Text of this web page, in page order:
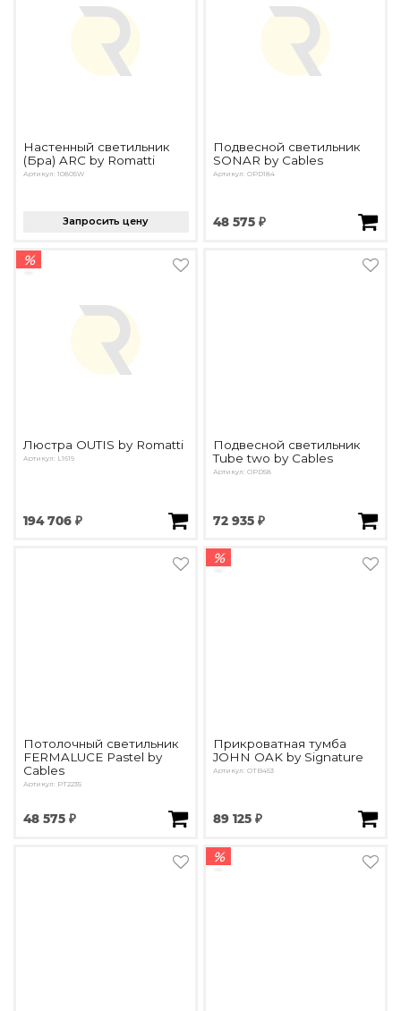
Настенный светильник
(Бра) ARC by Romatti
Артикул: 10805W
Запросить цену
Подвесной светильник
SONAR by Cables
Артикул: OPD184
48 575 ₽
%
Люстра OUTIS by Romatti
Артикул: L1619
194 706 ₽
Подвесной светильник
Tube two by Cables
Артикул: OPD58
72 935 ₽
Потолочный светильник
FERMALUCE Pastel by
Cables
Артикул: PT2235
48 575 ₽
%
Прикроватная тумба
JOHN OAK by Signature
Артикул: OTB453
89 125 ₽
%